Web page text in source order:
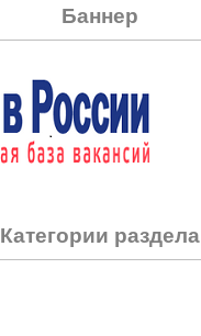
Баннер
Категории раздела